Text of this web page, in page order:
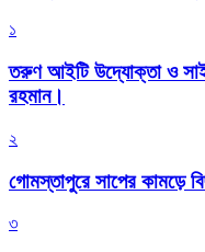
১
তরুণ আইটি উদ্যোক্তা ও
রহমান।
২
গোমস্তাপুরে সাপের কামড়ে
৩